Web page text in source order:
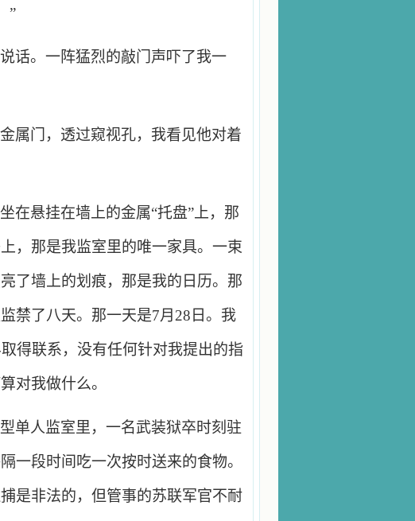
”
话。一阵猛烈的敲门声吓了我一
属门，透过窥视孔，我看见他对着
在悬挂在墙上的金属“托盘”上，那
，那是我监室里的唯一家具。一束
了墙上的划痕，那是我的日历。那
禁了八天。那一天是7月28日。我
得联系，没有任何针对我提出的指
对我做什么。
单人监室里，一名武装狱卒时刻驻
一段时间吃一次按时送来的食物。
是非法的，但管事的苏联军官不耐